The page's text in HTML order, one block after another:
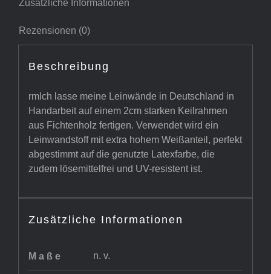
Zusätzliche Informationen
Rezensionen (0)
Beschreibung
rmIch lasse meine Leinwände in Deutschland in
Handarbeit auf einem 2cm starken Keilrahmen
aus Fichtenholz fertigen. Verwendet wird ein
Leinwandstoff mit extra hohem Weißanteil, perfekt
abgestimmt auf die genutzte Latexfarbe, die
zudem lösemittelfrei und UV-resistent ist.
Zusätzliche Informationen
Maße n. v.